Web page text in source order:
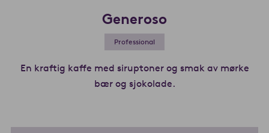
Generoso
Professional
En kraftig kaffe med siruptoner og smak av mørke
bær og sjokolade.